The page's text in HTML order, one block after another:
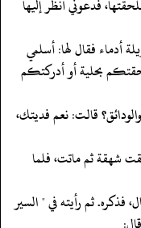
فدعوني أنظر إليها
أدماء فقال لها: أسلمي
بحلية أو أدركتكم
قالت: نعم فديتك،
شهقة ثم ماتت، فلما
فذكره. ثم رأيته في " السير